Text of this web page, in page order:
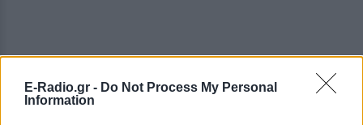
E-Radio.gr - Do Not Process My Personal
Information